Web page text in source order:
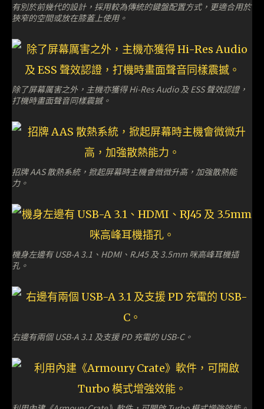
有別於前幾代的設計，採用較為傳統的鍵盤配置方式，更適合用於
狹窄的空間或放在膝蓋上使用。
除了屏幕厲害之外，主機亦獲得 Hi-Res Audio 及 ESS 聲效認證，
打機時畫面聲音同樣震撼。
招牌 AAS 散熱系統，掀起屏幕時主機會微微升高，加強散熱能
力。
機身左邊有 USB-A 3.1、HDMI、RJ45 及 3.5mm 咪高峰耳機插
孔。
右邊有兩個 USB-A 3.1 及支援 PD 充電的 USB-C。